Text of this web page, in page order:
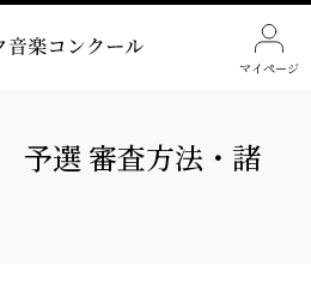
マイページ
予選 審査方法・諸